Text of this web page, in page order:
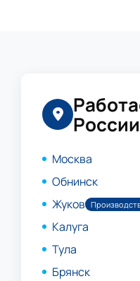
России
Москва
Обнинск
Жуков
Калуга
Тула
Брянск